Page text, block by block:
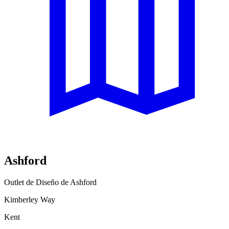
Ashford
Outlet de Diseño de Ashford
Kimberley Way
Kent